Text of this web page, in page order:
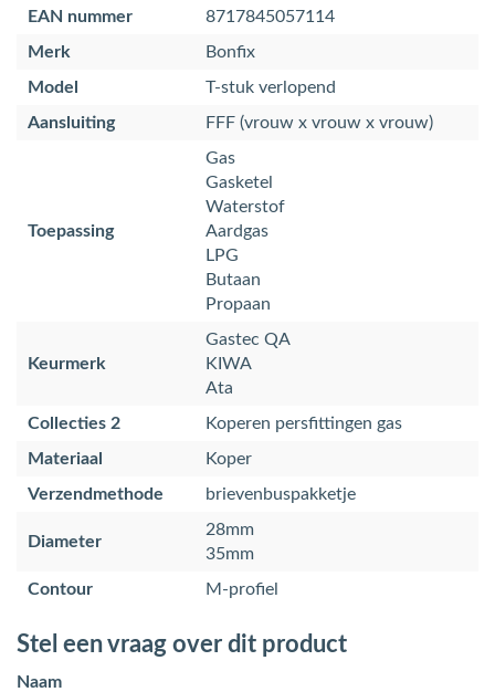
EAN nummer
8717845057114
Merk
Bonfix
Model
T-stuk verlopend
Aansluiting
FFF (vrouw x vrouw x vrouw)
Toepassing
Gas
Gasketel
Waterstof
Aardgas
LPG
Butaan
Propaan
Keurmerk
Gastec QA
KIWA
Ata
Collecties 2
Koperen persfittingen gas
Materiaal
Koper
Verzendmethode
brievenbuspakketje
Diameter
28mm
35mm
Contour
M-profiel
Stel een vraag over dit product
Naam